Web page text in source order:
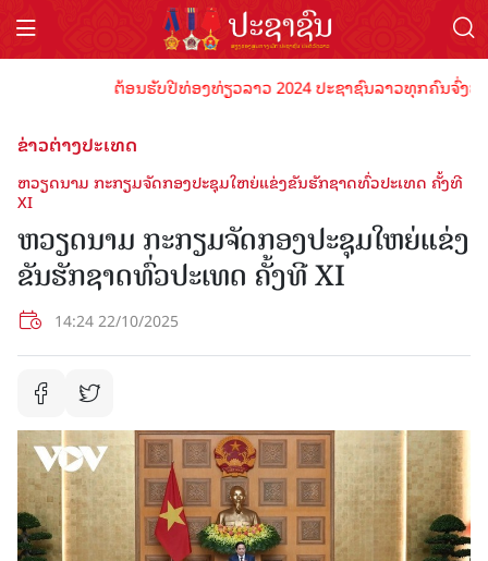
ຕ້ອນຮັບປີທ່ອງທ່ຽວລາວ 2024 ປະຊາຊົນລາວທຸກຄົນຈົ່ງພ້
ຂ່າວຕ່າງປະເທດ
ຫວຽດນາມ ກະກຽມຈັດກອງ​ປະ​ຊຸມ​ໃຫຍ່​ແຂ່ງ​ຂັນ​ຮັກ​ຊາດ​ທົ່ວ​ປະ​ເທດ ຄັ້ງ​ທີ
XI
ຫວຽດນາມ ກະກຽມຈັດກອງ​ປະ​ຊຸມ​ໃຫຍ່​ແຂ່ງ​
ຂັນ​ຮັກ​ຊາດ​ທົ່ວ​ປະ​ເທດ ຄັ້ງ​ທີ XI
14:24 22/10/2025